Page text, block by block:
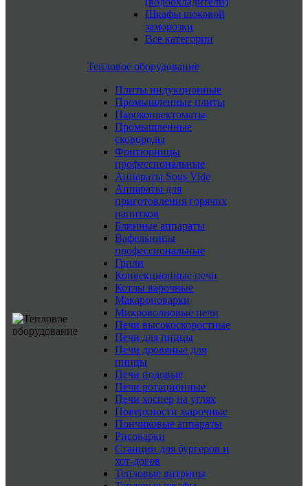
Шкафы шоковой
заморозки
Все категории
Тепловое оборудование
Плиты индукционные
Промышленные плиты
Пароконвектоматы
Промышленные
сковороды
Фритюрницы
профессиональные
Аппараты Sous Vide
Аппараты для
приготовления горячих
напитков
Блинные аппараты
Вафельницы
профессиональные
Грили
Конвекционные печи
Котлы варочные
Макароноварки
Микроволновые печи
Печи высокоскоростные
Печи для пиццы
Печи дровяные для
пиццы
Печи подовые
Печи ротационные
Печи хоспер на углях
Поверхности жарочные
Пончиковые аппараты
Рисоварки
Станции для бургеров и
хот-догов
Тепловые витрины